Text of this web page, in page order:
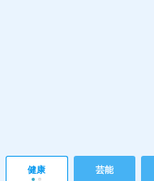
健康 芸能